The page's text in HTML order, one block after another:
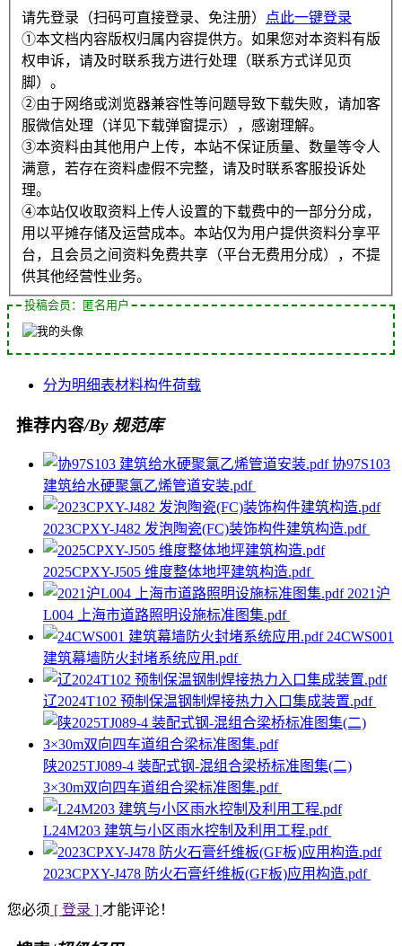
请先登录（扫码可直接登录、免注册）
点此一键登录
①本文档内容版权归属内容提供方。如果您对本资料有版
权申诉，请及时联系我方进行处理（联系方式详见页
脚）。
②由于网络或浏览器兼容性等问题导致下载失败，请加客
服微信处理（详见下载弹窗提示），感谢理解。
③本资料由其他用户上传，本站不保证质量、数量等令人
满意，若存在资料虚假不完整，请及时联系客服投诉处
理。
④本站仅收取资料上传人设置的下载费中的一部分分成，
用以平摊存储及运营成本。本站仅为用户提供资料分享平
台，且会员之间资料免费共享（平台无费用分成），不提
供其他经营性业务。
投稿会员：匿名用户
分为明细表材料构件荷载
推荐内容/By 规范库
协97S103
建筑给水硬聚氯乙烯管道安装.pdf
2023CPXY-J482 发泡陶瓷(FC)装饰构件建筑构造.pdf
2025CPXY-J505 维度整体地坪建筑构造.pdf
2021沪
L004 上海市道路照明设施标准图集.pdf
24CWS001
建筑幕墙防火封堵系统应用.pdf
辽2024T102 预制保温钢制焊接热力入口集成装置.pdf
陕2025TJ089-4 装配式钢-混组合梁桥标准图集(二)
3×30m双向四车道组合梁标准图集.pdf
L24M203 建筑与小区雨水控制及利用工程.pdf
2023CPXY-J478 防火石膏纤维板(GF板)应用构造.pdf
您必须 [ 登录 ] 才能评论！